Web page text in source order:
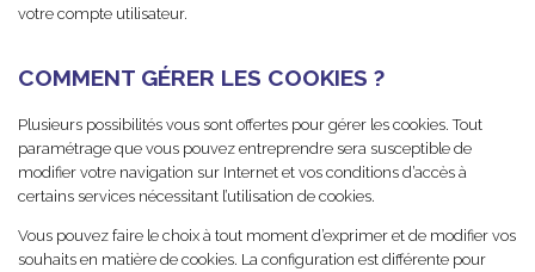
votre compte utilisateur.
COMMENT GÉRER LES COOKIES ?
Plusieurs possibilités vous sont offertes pour gérer les cookies. Tout
paramétrage que vous pouvez entreprendre sera susceptible de
modifier votre navigation sur Internet et vos conditions d’accès à
certains services nécessitant l’utilisation de cookies.
Vous pouvez faire le choix à tout moment d’exprimer et de modifier vos
souhaits en matière de cookies. La configuration est différente pour